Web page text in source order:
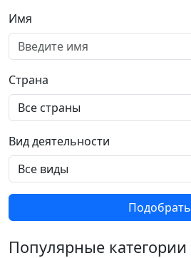
Имя
Страна
Вид деятельности
Подобрать
Популярные категории